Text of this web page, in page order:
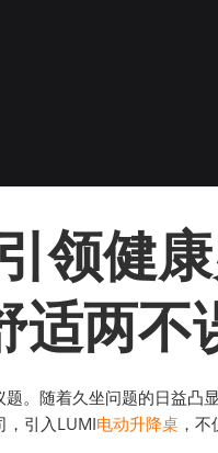
领健
适两不
。随着久坐问题的日益凸
，引入LUMI电动升降桌 ，